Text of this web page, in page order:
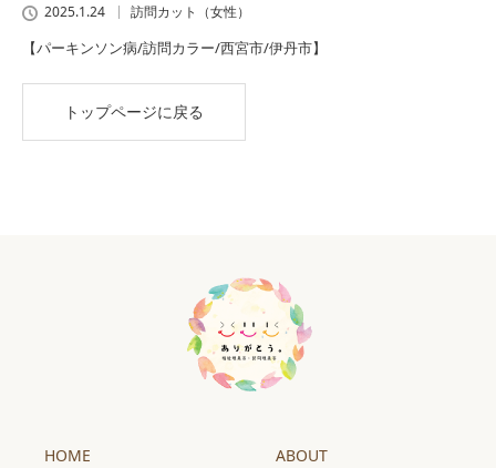
2025.1.24 訪問カット（女性）
【パーキンソン病/訪問カラー/西宮市/伊丹市】
トップページに戻る
HOME ABOUT